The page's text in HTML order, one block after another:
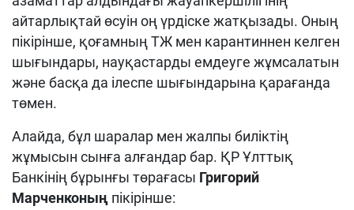
айтарлықтай өсуін оң үрдіске жатқызады. Оның
пікірінше, қоғамның ТЖ мен карантиннен келген
шығындары, науқастарды емдеуге жұмсалатын
және басқа да ілеспе шығындарына қарағанда
төмен.
Алайда, бұл шаралар мен жалпы биліктің
жұмысын сынға алғандар бар. ҚР Ұлттық
Банкінің бұрынғы төрағасы Григорий
Марченконың пікірінше: